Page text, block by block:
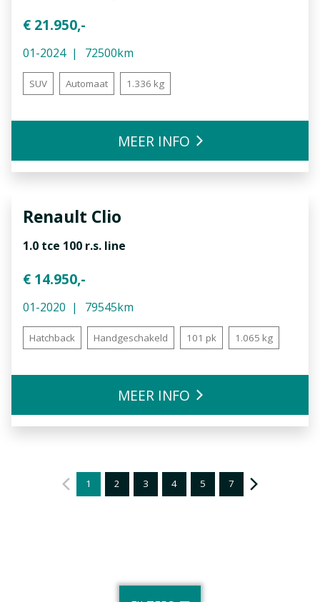
€ 21.950,-
01-2024 72500km
SUV Automaat 1.336 kg
MEER INFO
Renault Clio
1.0 tce 100 r.s. line
€ 14.950,-
01-2020 79545km
Hatchback Handgeschakeld 101 pk 1.065 kg
MEER INFO
1 2 3 4 5 7